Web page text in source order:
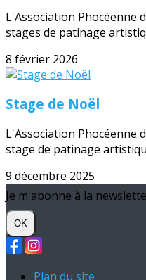
L'Association Phocéenne
stages de patinage
8 février 2026
Stage de Noël
L'Association Phocéenne
stage de patinage
9 décembre 2025
Je m'abonne à la
OK
Plan du site